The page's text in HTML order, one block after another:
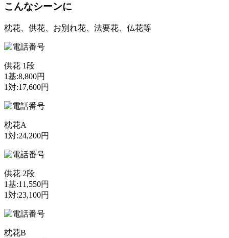
こんなシーンに
枕花、供花、お別れ花、法要花、仏花等
供花 1段
1基:8,800円
1対:17,600円
枕花A
1対:24,200円
供花 2段
1基:11,550円
1対:23,100円
枕花B